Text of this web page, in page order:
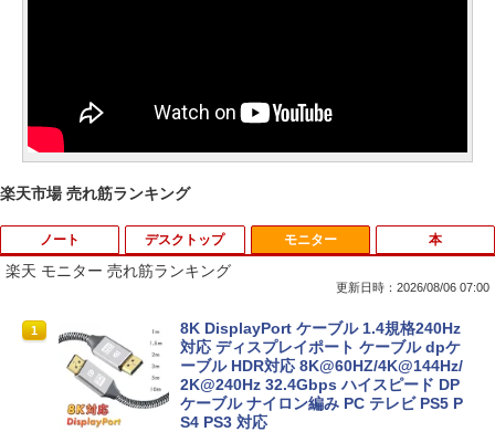
楽天市場 売れ筋ランキング
ノート
1
2025福袋 数量限定 ノートパソコン 富士
通 NEC DELL 等Core i5 超高速新品SSD
256GB メモリ8GB WIFI Bluetooth 15.6
インチ大画面 中古パソコン アウトレット
Polaris Office付き Win10/Win11選べる!
送料無料 中古ノートパソコン 期限限定
デスクトップ
1
【今だけ】全品ポイント10倍 お買い物マ
ラソン★8/4～8/11★中古パソコン デス
クトップPC EPSON Endeavor ST190E
Core i3 8100T メモリ8GB / 16GB 中古S
SD128GB / 256GB Windows11 Pro 64b
it【送料無料】【1年保証】
モニター
楽天 モニター 売れ筋ランキング
更新日時：2026/08/06 07:00
1
8K DisplayPort ケーブル 1.4規格240Hz
対応 ディスプレイポート ケーブル dpケ
ーブル HDR対応 8K@60HZ/4K@144Hz/
2K@240Hz 32.4Gbps ハイスピード DP
ケーブル ナイロン編み PC テレビ PS5 P
S4 PS3 対応
本